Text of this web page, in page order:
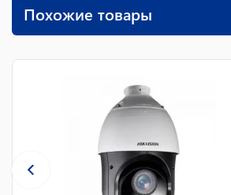
Похожие товары